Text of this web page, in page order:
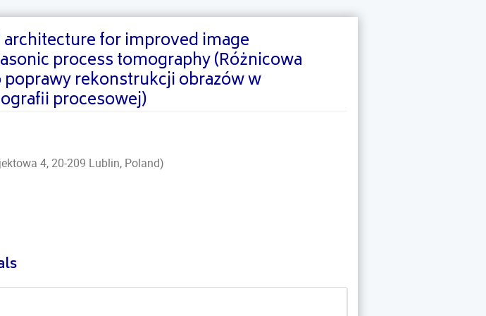
for improved image
process tomography (Różnicowa
poprawy rekonstrukcji obrazów w
procesowej)
4, 20-209 Lublin, Poland)